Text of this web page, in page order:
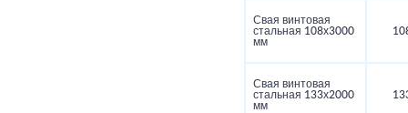
Свая винтовая
стальная 108х3000
мм
Свая винтовая
стальная 133х2000
мм